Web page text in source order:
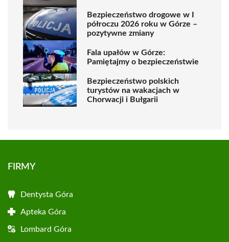
Bezpieczeństwo drogowe w I
półroczu 2026 roku w Górze –
pozytywne zmiany
Fala upałów w Górze:
Pamiętajmy o bezpieczeństwie
Bezpieczeństwo polskich
turystów na wakacjach w
Chorwacji i Bułgarii
FIRMY
Dentysta Góra
Apteka Góra
Lombard Góra